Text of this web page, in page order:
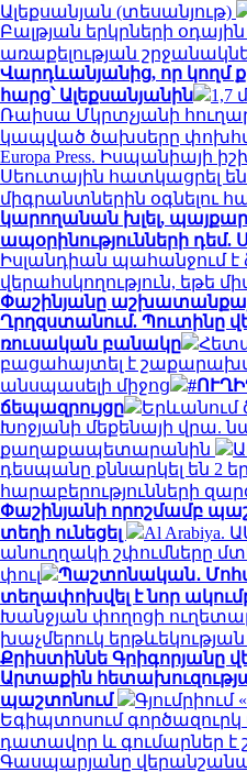
Ալեքսանյան (տեսանյութ)
Բալթյան երկրների
առաքելության
Վարդևանյանից, որ կողմ
հարց՝ Ալեքսանյանին
1,7
Ռաիսա Մկրտչյանի
կապված ծախսերը
Europa Press. Իսպանիայի
Սեուտային հատկացրել են
միգրանտներին օգնելու
կարողանան խլել,
ապօրինությունների
Իսլանդիան պահանջում է
վերահսկողություն, եթե
Փաշինյանը
Ղրղզստանում. Պուտինը
ռուսական բանակը
բացահայտել է
անսպասելի միջոց
ճեպազրույցը
Երևանում
Խոջյանի մեքենայի վրա.
քաղաքապետարանին
դեսպանը քննարկել են 2
հարաբերությունների
Փաշինյանի որոշմամբ
տեղի ունեցել
Al Arabiya.
անուղղակի շփումները
փուլ
Պաշտոնական․
տեղափոխվել է նոր
Խանջյան փողոցի
խաչմերուկ
Քրիստիննե Գրիգորյանը
Արտաքին
պաշտոնում
Գյումրիում
Եգիպտոսում
դատավոր և գումարներ է
Գասպարյանը